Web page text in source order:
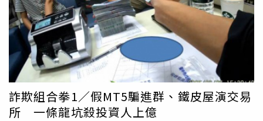
方約好面交的永和仁愛公園佈署埋伏，當場抓獲呂姓少年車
手，並查扣涉案手機及現金8萬元等證物，警詢後依違反
《刑法》詐欺罪嫌將呂姓少年移送新北地方檢察署偵辦，並
持續向上溯源追查幕後集團共犯。警方呼籲，司法機關絕不
會要求民眾提領現金、購買黃金或交付財物保管，如接獲類
似來電，務必保持冷靜，立即撥打165反詐騙專線或110報
案查證，以免落入詐騙陷阱。
詐欺組合拳1／假MT5騙進群、鐵皮屋演交易
所 一條龍坑殺投資人上億